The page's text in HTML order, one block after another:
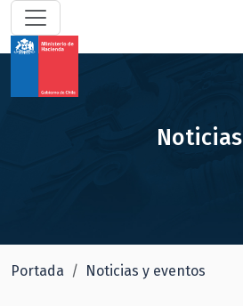
Noticias
Portada Noticias y eventos